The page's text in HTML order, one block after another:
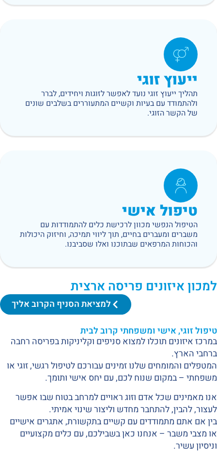
ייעוץ זוגי
תהליך ייעוץ זוגי נועד לאפשר לזוגות ויחידים, לברר
ולהתמודד עם בעיות וקשיים המתעוררים בשלבים שונים
של הקשר הזוגי.
טיפול אישי
הטיפול הנפשי מכוון לרכישת כלים להתמודדות עם
משברים ומעברים בחיים, תוך ליווי תמיכה, וחיזוק היכולות
והכוחות המרפאים שבתוכנו ואלו שסביבנו.
למכון איזונים פריסה ארצית
למציאת הסניף הקרוב אליך
טיפול זוגי, אישי ומשפחתי קרוב לבית
במרכז איזונים תוכלו למצוא סניפים וקליניקות בפריסה רחבה
ברחבי הארץ.
המטפלים והמומחים שלנו זמינים עבורכם לטיפול רגשי, זוגי או
משפחתי – במקום שנוח לכם, עם יחס אישי ותומך.
אנו מאמינים שכל אדם וזוג ראויים למרחב בטוח שבו אפשר
לעצור, להבין, להתחבר מחדש וליצור שינוי אמיתי.
בין אם אתם מתמודדים עם קשיים בתקשורת, אתגרים אישיים
או מצבי משבר – אנחנו כאן בשבילכם, עם כלים מקצועיים
וניסיון עשיר.